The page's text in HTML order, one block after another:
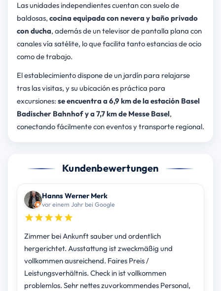
Las unidades independientes cuentan con suelo de
baldosas, cocina equipada con nevera y baño privado
con ducha, además de un televisor de pantalla plana con
canales vía satélite, lo que facilita tanto estancias de ocio
como de trabajo.
El establecimiento dispone de un jardín para relajarse
tras las visitas, y su ubicación es práctica para
excursiones: se encuentra a 6,9 km de la estación Basel
Badischer Bahnhof y a 7,7 km de Messe Basel,
conectando fácilmente con eventos y transporte regional.
Kundenbewertungen
Hanns Werner Merk
vor einem Jahr bei Google
Zimmer bei Ankunft sauber und ordentlich
hergerichtet. Ausstattung ist zweckmäßig und
vollkommen ausreichend. Faires Preis /
Leistungsverhältnis. Check in ist vollkommen
problemlos. Sehr nettes zuvorkommendes Personal,